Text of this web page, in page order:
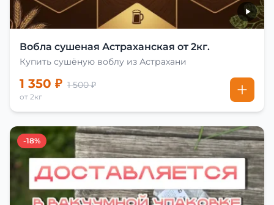
Вобла сушеная Астраханская от 2кг.
Купить сушёную воблу из Астрахани
1 350 ₽ 1 500 ₽
от 2кг
-18%